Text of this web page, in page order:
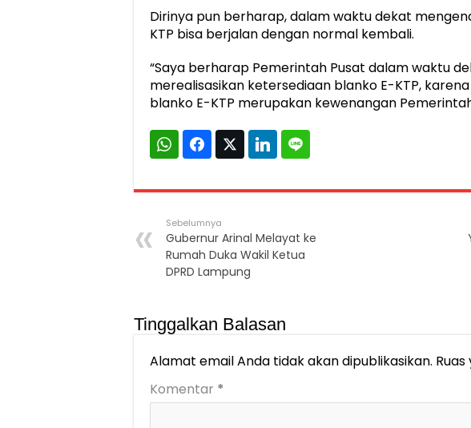
Dirinya pun berharap, dalam waktu dekat
KTP bisa berjalan dengan normal kembali.
“Saya berharap Pemerintah Pusat dalam waktu
merealisasikan ketersediaan blanko E-KTP,
blanko E-KTP merupakan kewenangan
Sebelumnya
Gubernur Arinal Melayat ke
Rumah Duka Wakil Ketua
DPRD Lampung
Tinggalkan Balasan
Alamat email Anda tidak akan dipublikasikan.
Komentar *